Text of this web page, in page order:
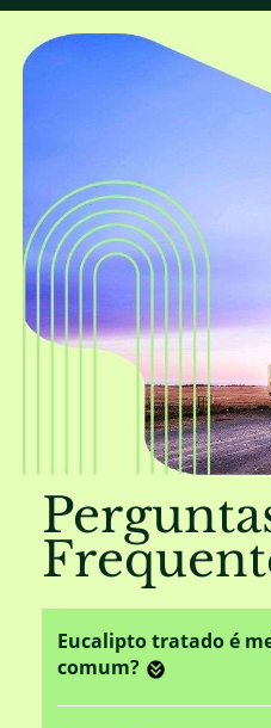
Eucalipto tratado é
comum?